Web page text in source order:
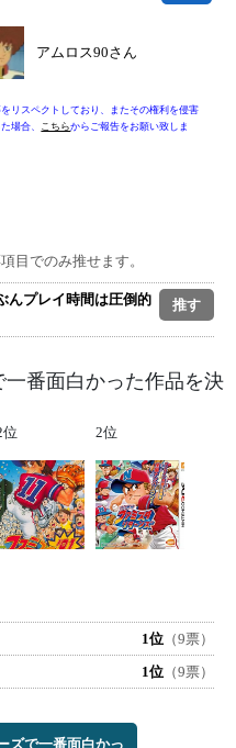
アムロス90さん
リスペクトしており、またその権利を侵害
場合、 こちらからご報告をお願い致しま
目でのみ推せます。
んプレイ時間は圧倒的
番面白かった作品を決
位 2位
1位 （9票）
1位 （9票）
ズで一番面白かっ